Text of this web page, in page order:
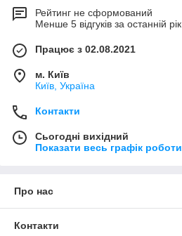
Рейтинг не сформований
Менше 5 відгуків за останній рік
Працює з 02.08.2021
м. Київ
Київ, Україна
Контакти
Сьогодні вихідний
Показати весь графік роботи
Про нас
Контакти